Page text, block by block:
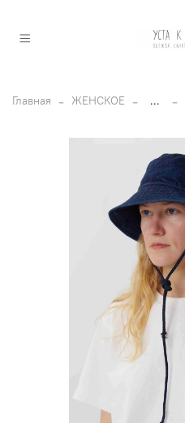
Главная ЖЕНСКОЕ ...